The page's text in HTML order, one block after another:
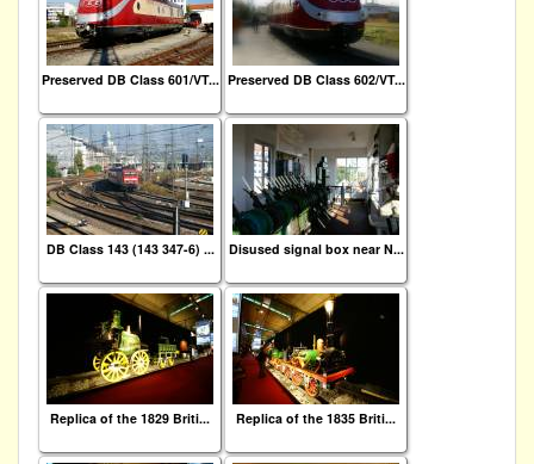
Preserved DB Class 601/VT... Preserved DB Class 602/VT...
DB Class 143 (143 347-6) ... Disused signal box near N...
Replica of the 1829 Briti... Replica of the 1835 Briti...